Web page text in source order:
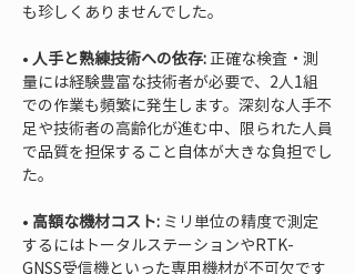
• 人手と熟練技術への依存: 正確な検査・測
量には経験豊富な技術者が必要で、2人1組
での作業も頻繁に発生します。深刻な人手不
足や技術者の高齢化が進む中、限られた人員
で品質を担保すること自体が大きな負担でし
• 高額な機材コスト: ミリ単位の精度で測定
するにはトータルステーションやRTK-
GNSS受信機といった専用機材が不可欠です